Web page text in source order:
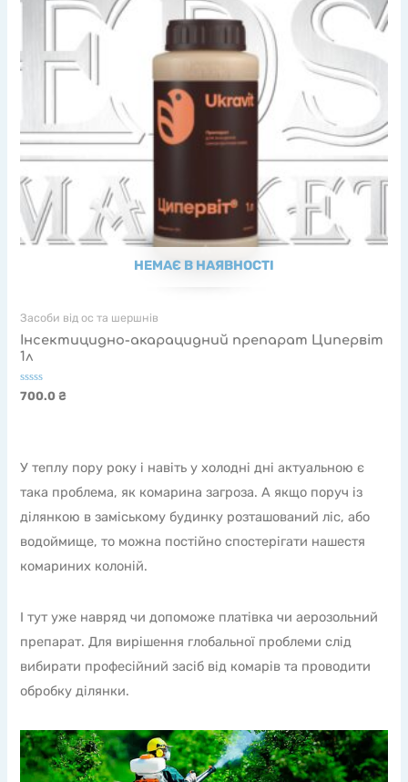
НЕМАЄ В НАЯВНОСТІ
Засоби від ос та шершнів
Інсектицидно-акарацидний препарат Ципервіт
1л
Оцінено
в
700.0₴
У теплу пору року і навіть у холодні дні актуальною є
така проблема, як комарина загроза. А якщо поруч із
ділянкою в заміському будинку розташований ліс, або
водоймище, то можна постійно спостерігати нашестя
комариних колоній.
І тут уже навряд чи допоможе платівка чи аерозольний
препарат. Для вирішення глобальної проблеми слід
вибирати професійний засіб від комарів та проводити
обробку ділянки.